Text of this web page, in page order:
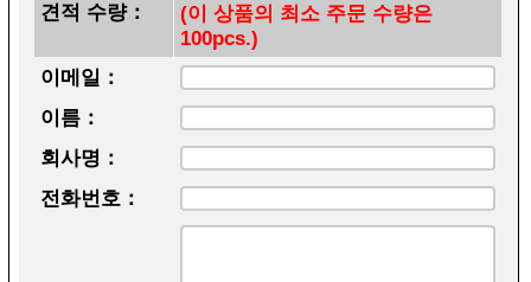
견적 수량：
(이 상품의 최소 주문 수량은
100pcs.)
이메일：
이름：
회사명：
전화번호：